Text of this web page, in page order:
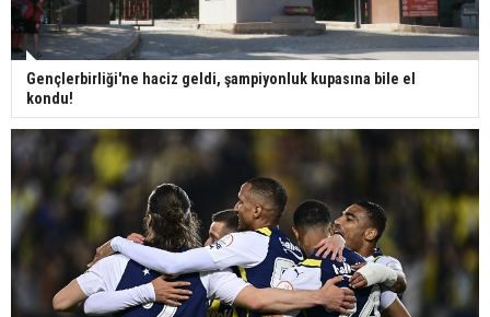
Gençlerbirliği'ne haciz geldi, şampiyonluk kupasına bile el
kondu!